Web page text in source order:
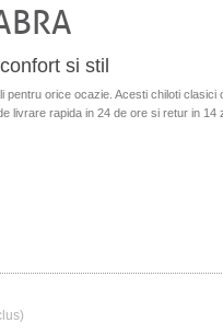
si stil
pentru orice ocazie. Acesti chiloti
livrare rapida in 24 de ore si retur in 14